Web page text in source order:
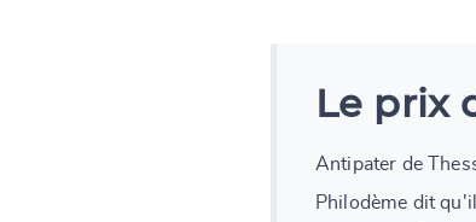
Le prix
Antipater de
Philodème dit